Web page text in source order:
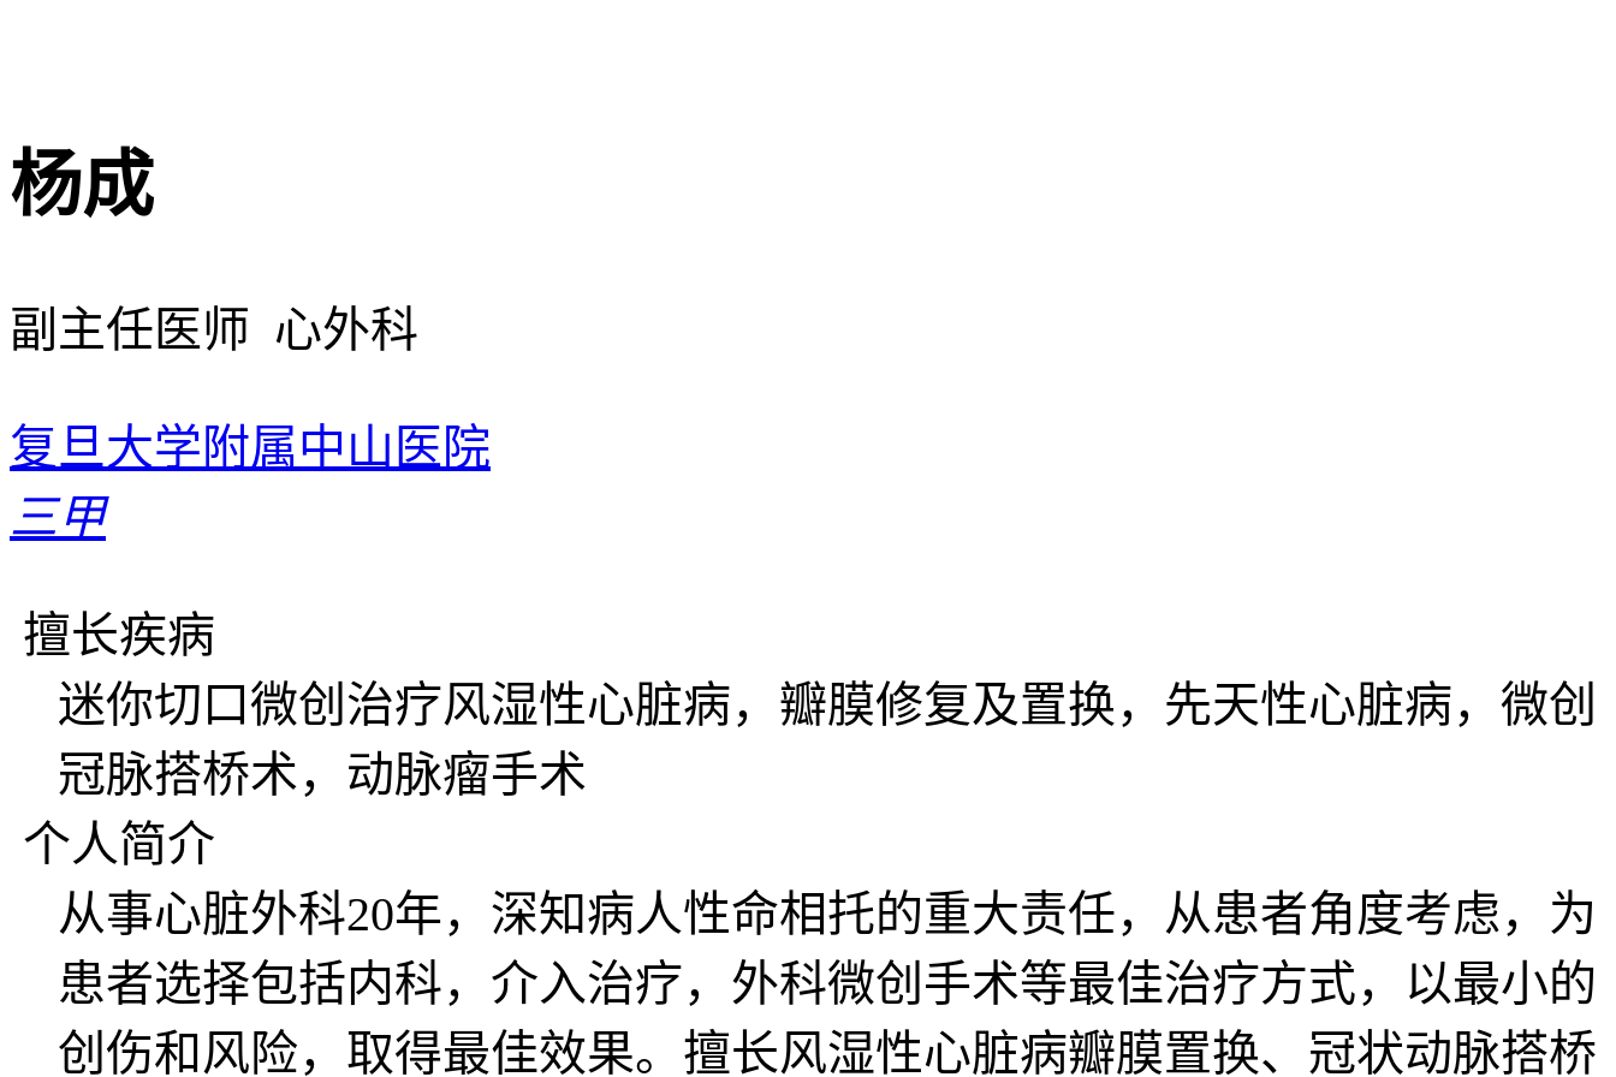
杨成
副主任医师 心外科
复旦大学附属中山医院
三甲
擅长疾病
迷你切口微创治疗风湿性心脏病，瓣膜修复及置换，先天性心脏病，微创
冠脉搭桥术，动脉瘤手术
个人简介
从事心脏外科20年，深知病人性命相托的重大责任，从患者角度考虑，为
患者选择包括内科，介入治疗，外科微创手术等最佳治疗方式，以最小的
创伤和风险，取得最佳效果。擅长风湿性心脏病瓣膜置换、冠状动脉搭桥